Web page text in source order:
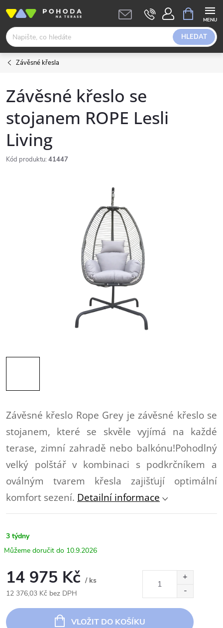
obsah
HLEDAT
NÁKUPNÍ
KOŠÍK
Závěsné křesla
Závěsné křeslo se
stojanem ROPE Lesli
Living
Kód produktu: 41447
Závěsné křeslo Rope Grey je závěsné křeslo se
stojanem, které se skvěle vyjímá na každé
terase, zimní zahradě nebo balkónu!Pohodlný
velký polštář v kombinaci s podkrčníkem a
oválným tvarem křesla zajišťují optimální
komfort sezení. Detailní informace
3 týdny
10.9.2026
14 975 Kč / ks
12 376,03 Kč bez DPH
cena:
VLOŽIT DO KOŠÍKU